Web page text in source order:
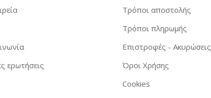
ερωτήσεις
Τρόποι αποστολής
Τρόποι πληρωμής
Επιστροφές - Ακυρώσεις
Όροι Χρήσης
Cookies